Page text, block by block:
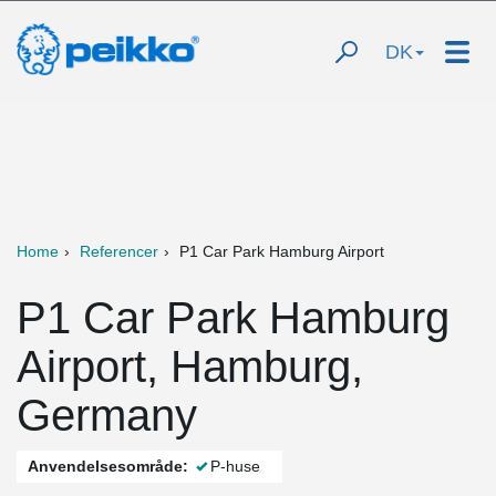
DK
Home Referencer P1 Car Park Hamburg Airport
P1 Car Park Hamburg
Airport, Hamburg,
Germany
Anvendelsesområde: P-huse